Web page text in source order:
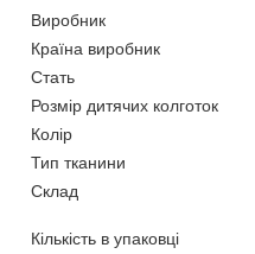
Виробник
Країна виробник
Стать
Розмір дитячих колготок
Колір
Тип тканини
Склад
Кількість в упаковці